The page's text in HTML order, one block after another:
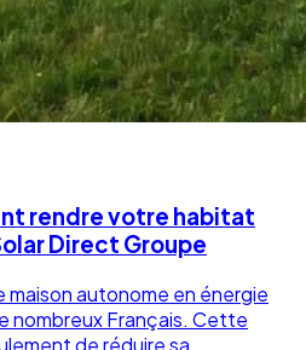
rendre votre habitat
Direct Groupe
maison autonome en énergie
nombreux Français. Cette
de réduire sa